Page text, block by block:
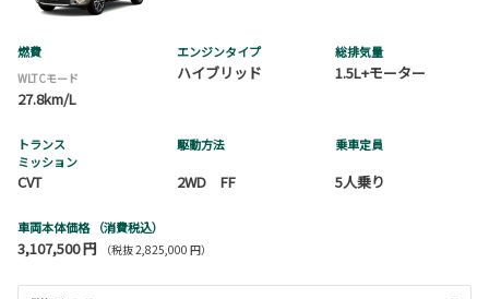
燃費
WLTCモード
27.8km/L
エンジンタイプ
ハイブリッド
総排気量
1.5L+モーター
トランス
ミッション
CVT
駆動方法
2WD FF
乗車定員
5人乗り
車両本体価格 （消費税込）
3,107,500 円 （税抜 2,825,000 円）